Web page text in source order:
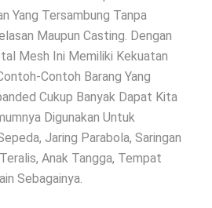
Yang Tersambung Tanpa
Maupun Casting. Dengan
Mesh Ini Memiliki Kekuatan
Contoh Barang Yang
Cukup Banyak Dapat Kita
Digunakan Untuk
Jaring Parabola, Saringan
Anak Tangga, Tempat
Sebagainya.